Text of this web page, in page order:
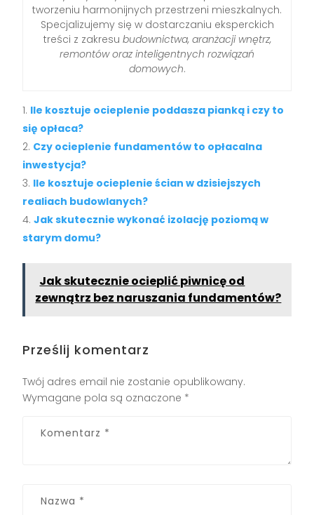
tworzeniu harmonijnych przestrzeni mieszkalnych.
Specjalizujemy się w dostarczaniu eksperckich
treści z zakresu budownictwa, aranżacji wnętrz,
remontów oraz inteligentnych rozwiązań
domowych.
Ile kosztuje ocieplenie poddasza pianką i czy to
się opłaca?
Czy ocieplenie fundamentów to opłacalna
inwestycja?
Ile kosztuje ocieplenie ścian w dzisiejszych
realiach budowlanych?
Jak skutecznie wykonać izolację poziomą w
starym domu?
Jak skutecznie ocieplić piwnicę od
zewnątrz bez naruszania fundamentów?
Prześlij komentarz
Twój adres email nie zostanie opublikowany.
Wymagane pola są oznaczone *